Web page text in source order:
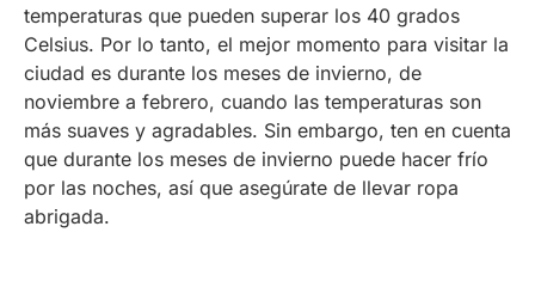
temperaturas que pueden superar los 40 grados
Celsius. Por lo tanto, el mejor momento para visitar la
ciudad es durante los meses de invierno, de
noviembre a febrero, cuando las temperaturas son
más suaves y agradables. Sin embargo, ten en cuenta
que durante los meses de invierno puede hacer frío
por las noches, así que asegúrate de llevar ropa
abrigada.